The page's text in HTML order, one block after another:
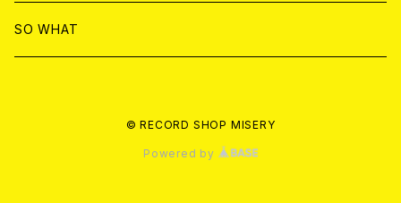
DVD
PATCH
書籍
SO WHAT
© RECORD SHOP MISERY
Powered by